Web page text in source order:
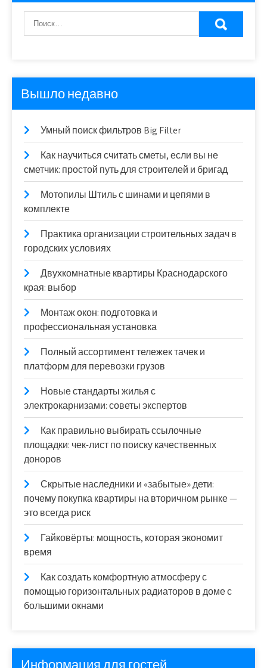
Вышло недавно
Умный поиск фильтров Big Filter
Как научиться считать сметы, если вы не
сметчик: простой путь для строителей и бригад
Мотопилы Штиль с шинами и цепями в
комплекте
Практика организации строительных задач в
городских условиях
Двухкомнатные квартиры Краснодарского
края: выбор
Монтаж окон: подготовка и
профессиональная установка
Полный ассортимент тележек тачек и
платформ для перевозки грузов
Новые стандарты жилья с
электрокарнизами: советы экспертов
Как правильно выбирать ссылочные
площадки: чек-лист по поиску качественных
доноров
Скрытые наследники и «забытые» дети:
почему покупка квартиры на вторичном рынке —
это всегда риск
Гайковёрты: мощность, которая экономит
время
Как создать комфортную атмосферу с
помощью горизонтальных радиаторов в доме с
большими окнами
Информация для гостей